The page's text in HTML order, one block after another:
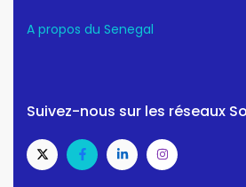
A propos du Senegal
Suivez-nous sur les réseaux